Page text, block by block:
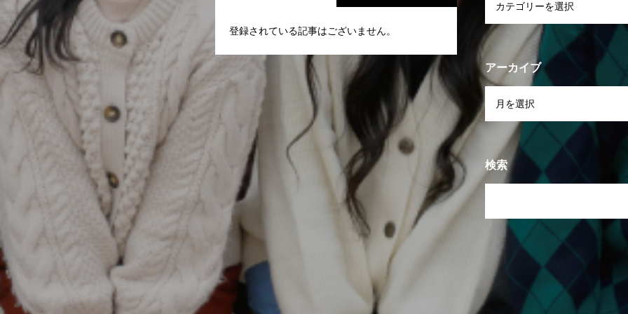
登録されている記事はございません。
アーカイブ
検索